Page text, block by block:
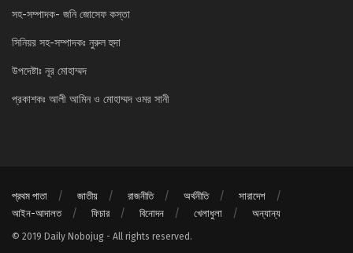
সহ-সম্পাদক- জনি জোসেফ কস্তা
সিনিয়র সহ-সম্পাদকঃ নুরুল হুদা
উপদেষ্টাঃ নূর মোহাম্মদ
প্রকাশকঃ আলী আমিন ও মোহাম্মদ ওমর সানী
প্রথম পাতা জাতীয় রাজনীতি অর্থনীতি
সারাদেশ
আইন-আদালত
ফিচার বিনোদন খেলাধুলা অন্যান্য
© 2019 Daily Nobojug - All rights reserved.